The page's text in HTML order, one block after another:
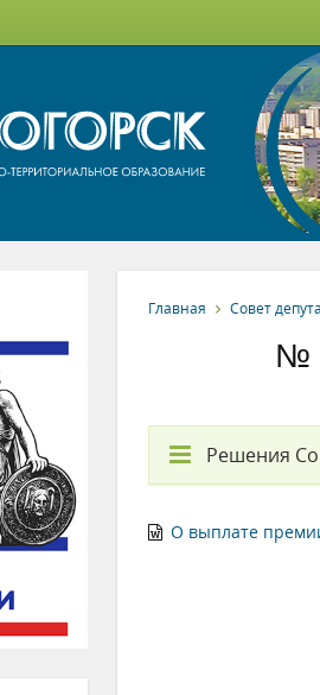
Главная Совет
№
Решения
О выплате